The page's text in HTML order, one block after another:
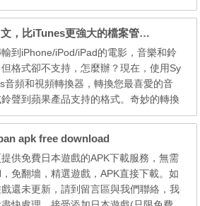
按下「サーチ」(搜索)、 畫面上將出
珠出現 點擊1km範圍以内的寶珠，便可以
們得到手。 ※※※如果在沒有移動情況
搜索過的地方，再搜索，並不會再出現
。 ※※※彩色寶珠會稀有地出現！當發
必能得到...
Syncios 6.7.4 繁體中文，比iTunes更強大的檔案管理兼影片轉檔工具
到iPhone/iPod/iPad的電影，音樂和鈴
格式卻不支持，怎麼辦？現在，使用Sy
音頻和視頻轉換器，轉換您最喜愛的音
聲到蘋果產品支持的格式。奇妙的轉換
文件可以使用一個工具來完成！還支援
件或應用程式的需要。使用Syncios--iO
同步傳輸工具，您可以將iPod/iPhone/i
上的所有音訊檔案備份到電腦，包括音樂
*.M4A, ...
apk free download
供免費日本遊戲的APK下載服務，無需
，免翻墻，精選遊戲，APK直接下載。如
還未更新，請到留言區與我們聯絡，我